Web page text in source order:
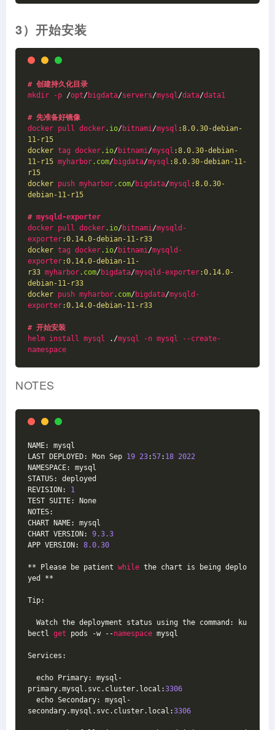
3）开始安装
# 创建持久化目录
mkdir
-p /opt/bigdata/servers/mysql/data/data1
# 先准备好镜像
docker pull docker.io/bitnami/mysql :8.0.30-debian-
11-r15
docker tag docker.io/bitnami/mysql :8.0.30-debian-
11-r15 myharbor.com/bigdata/mysql :8.0.30-debian-11-
r15
docker push myharbor.com/bigdata/mysql :8.0.30-
debian-11-r15
# mysqld-exporter
docker pull docker.io/bitnami/mysqld-
exporter:0.14.0-debian-11-r33
docker tag docker.io/bitnami/mysqld-
exporter:0.14.0-debian-11-
r33 myharbor.com/bigdata/mysqld-exporter:0.14.0-
debian-11-r33
docker push myharbor.com/bigdata/mysqld-
exporter:0.14.0-debian-11-r33
# 开始安装
helm install mysql ./mysql -n mysql
--create-
namespace
NOTES
NAME: mysql
LAST DEPLOYED: Mon Sep 19 23:57: 18 2022
NAMESPACE: mysql
STATUS: deployed
REVISION: 1
TEST SUITE: None
NOTES:
CHART NAME: mysql
CHART VERSION: 9.3.3
APP VERSION: 8.0.30
** Please be patient while the chart is being deplo
yed **
Tip:
Watch the deployment status using the command: ku
bectl get pods -w --namespace mysql
Services:
echo Primary: mysql-
primary.mysql.svc.cluster.local:3306
echo Secondary: mysql-
secondary.mysql.svc.cluster.local:3306